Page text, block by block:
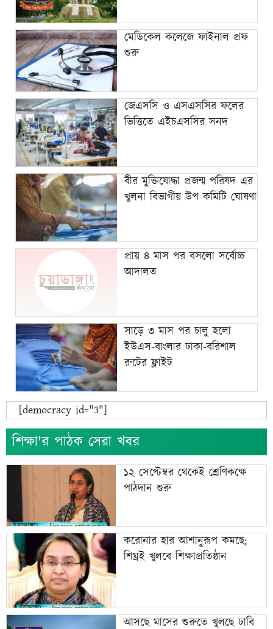
মেডিকেল কলেজে ফাইনাল প্রফ
শুরু
জেএসসি ও এসএসসির ফলের
ভিত্তিতে এইচএসসির সনদ
বীর মুক্তিযোদ্ধা প্রজন্ম পরিষদ এর
খুলনা বিভাগীয় উপ কমিটি ঘোষণা
প্রায় ৪ মাস পর বসলো সর্বোচ্চ
আদালত
সাড়ে ৩ মাস পর চালু হলো
ইউএস-বাংলার ঢাকা-বরিশাল
রুটের ফ্লাইট
[democracy id="3"]
শিক্ষা'র পাঠক সেরা খবর
১২ সেপ্টেম্বর থেকেই শ্রেণিকক্ষে
পাঠদান শুরু
করোনার হার আশানুরূপ কমছে;
শিঘ্রই খুলবে শিক্ষাপ্রতিষ্ঠান
আসছে মাসের শুরুতে খুলছে ঢাবি